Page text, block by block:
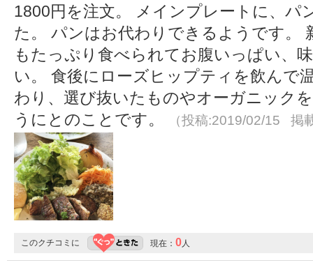
1800円を注文。 メインプレートに、パ
た。 パンはお代わりできるようです。
もたっぷり食べられてお腹いっぱい、
い。 食後にローズヒップティを飲んで
わり、選び抜いたものやオーガニック
うにとのことです。
（投稿:2019/02/15 掲
このクチコミに 現在： 0人